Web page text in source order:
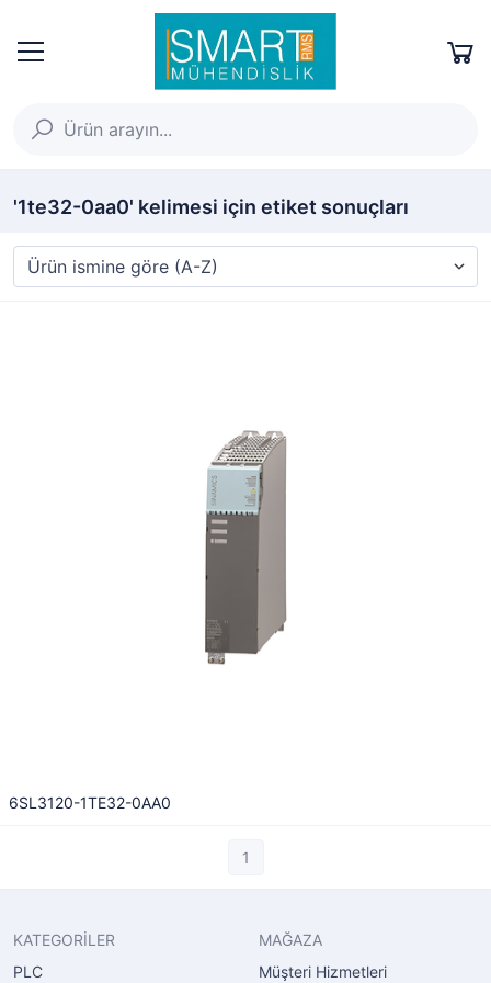
'1te32-0aa0' kelimesi için etiket sonuçları
6SL3120-1TE32-0AA0
1
KATEGORİLER
PLC
MAĞAZA
Müşteri Hizmetleri